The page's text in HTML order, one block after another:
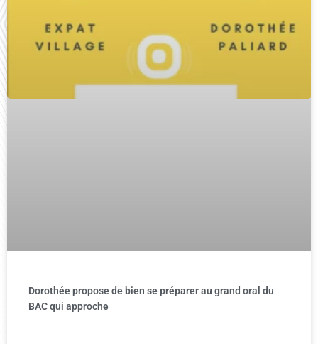
Dorothée propose de bien se préparer au grand oral du
BAC qui approche